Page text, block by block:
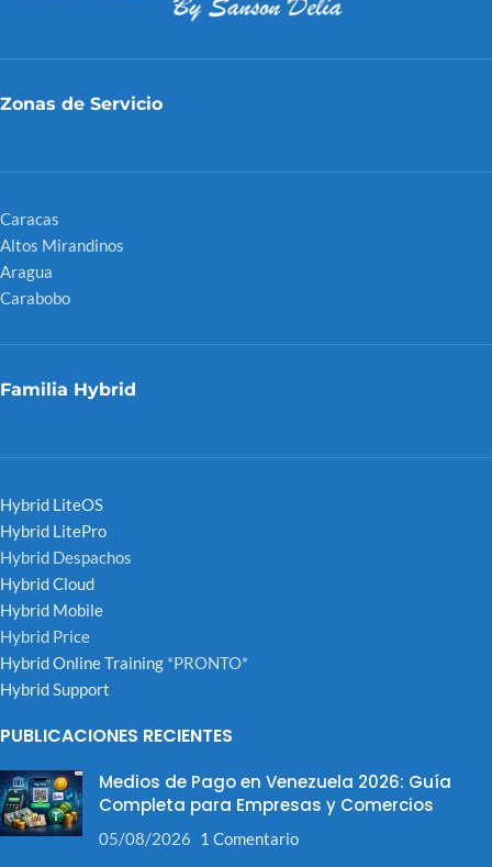
Zonas de Servicio
Caracas
Altos Mirandinos
Aragua
Carabobo
Familia Hybrid
Hybrid LiteOS
Hybrid LitePro
Hybrid Despachos
Hybrid Cloud
Hybrid Mobile
Hybrid Price
Hybrid Online Training *PRONTO*
Hybrid Support
PUBLICACIONES RECIENTES
Medios de Pago en Venezuela 2026: Guía
Completa para Empresas y Comercios
05/08/2026 1 Comentario